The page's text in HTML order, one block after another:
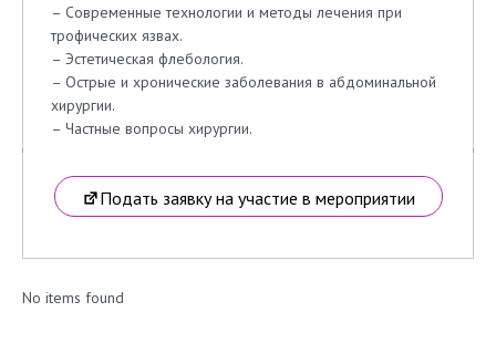
– Современные технологии и методы лечения при
трофических язвах.
– Эстетическая флебология.
– Острые и хронические заболевания в абдоминальной
хирургии.
– Частные вопросы хирургии.
Подать заявку на участие в мероприятии
No items found